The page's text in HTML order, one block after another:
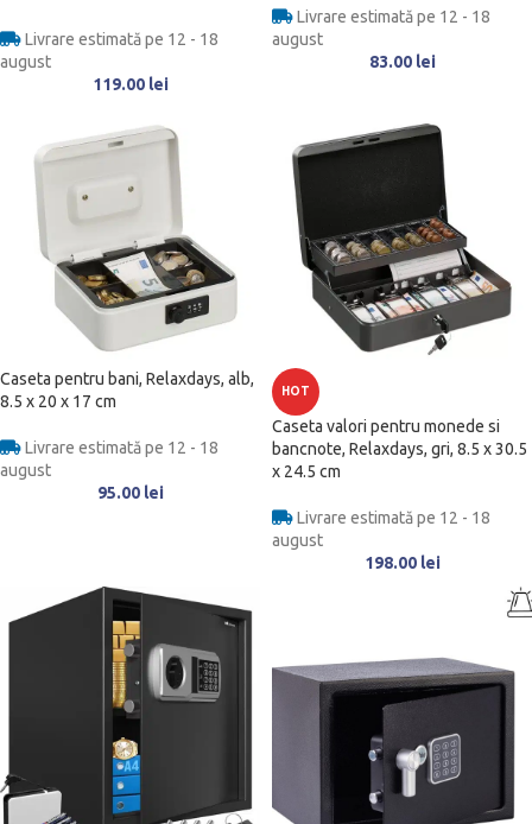
Livrare estimată pe 12 - 18
august
119.00 lei
Livrare estimată pe 12 - 18
august
83.00 lei
Caseta pentru bani, Relaxdays, alb,
8.5 x 20 x 17 cm
Livrare estimată pe 12 - 18
august
95.00 lei
HOT
Caseta valori pentru monede si
bancnote, Relaxdays, gri, 8.5 x 30.5
x 24.5 cm
Livrare estimată pe 12 - 18
august
198.00 lei